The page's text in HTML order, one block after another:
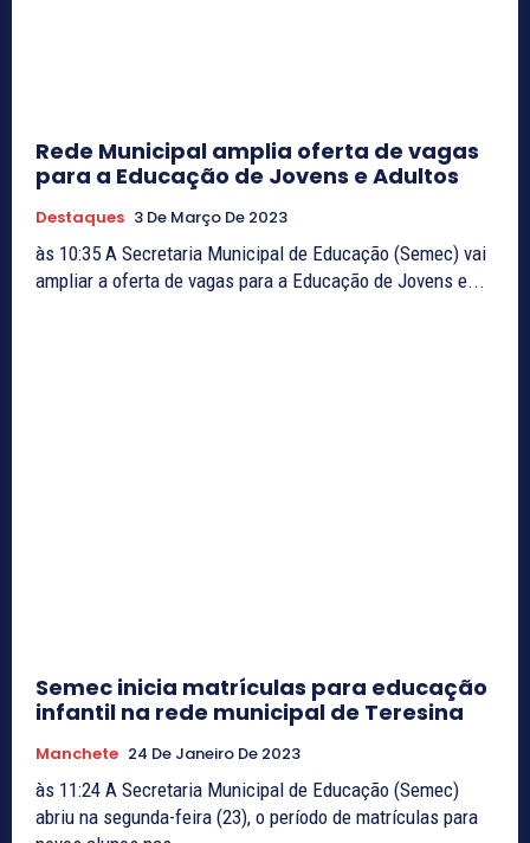
Rede Municipal amplia oferta de vagas
para a Educação de Jovens e Adultos
Destaques 3 De Março De 2023
às 10:35 A Secretaria Municipal de Educação (Semec) vai
ampliar a oferta de vagas para a Educação de Jovens e...
Semec inicia matrículas para educação
infantil na rede municipal de Teresina
Manchete 24 De Janeiro De 2023
às 11:24 A Secretaria Municipal de Educação (Semec)
abriu na segunda-feira (23), o período de matrículas para